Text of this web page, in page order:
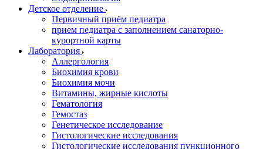
Детское отделение
Первичный приём педиатра
прием педиатра с заполнением санаторно-
курортной карты
Лаборатория
Аллергология
Биохимия крови
Биохимия мочи
Витамины, жирные кислоты
Гематология
Гемостаз
Генетическое исследование
Гистологические исследования
Гистологические исследования пункционного